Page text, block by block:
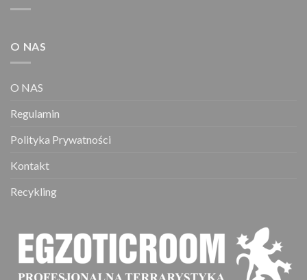
O NAS
O NAS
Regulamin
Polityka Prywatności
Kontakt
Recykling